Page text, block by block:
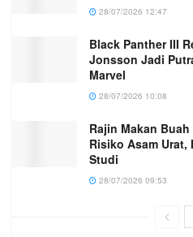
28/07/2026 12:47
Black Panther III
Jonsson Jadi
Marvel
28/07/2026 10:08
Rajin Makan
Risiko Asam Urat,
Studi
28/07/2026 09:53